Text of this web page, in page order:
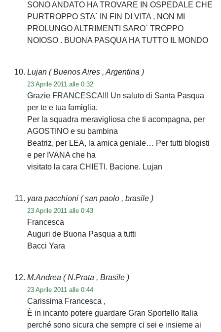
SONO ANDATO HA TROVARE IN OSPEDALE CHE
PURTROPPO STA` IN FIN DI VITA , NON MI
PROLUNGO ALTRIMENTI SARO` TROPPO
NOIOSO . BUONA PASQUA HA TUTTO IL MONDO
Lujan ( Buenos Aires , Argentina )
23 Aprile 2011 alle 0:32
Grazie FRANCESCA!!! Un saluto di Santa Pasqua
per te e tua famiglia.
Per la squadra meravigliosa che ti acompagna, per
AGOSTINO e su bambina
Beatriz, per LEA, la amica geniale… Per tutti blogisti
e per IVANA che ha
visitato la cara CHIETI. Bacione. Lujan
yara pacchioni ( san paolo , brasile )
23 Aprile 2011 alle 0:43
Francesca
Auguri de Buona Pasqua a tutti
Bacci Yara
M.Andrea ( N.Prata , Brasile )
23 Aprile 2011 alle 0:44
Carissima Francesca ,
È in incanto potere guardare Gran Sportello Italia
perché sono sicura che sempre ci sei e insieme ai